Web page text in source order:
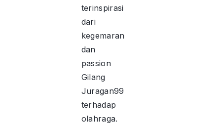
terinspirasi
dari
kegemaran
dan
passion
Gilang
Juragan99
terhadap
olahraga.